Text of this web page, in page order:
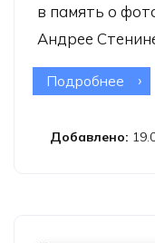
в память о
Андрее
Подробнее о
Добавлено: